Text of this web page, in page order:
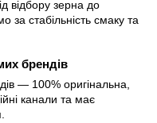
відбору зерна до
за стабільність смаку та
брендів
— 100% оригінальна,
канали та має